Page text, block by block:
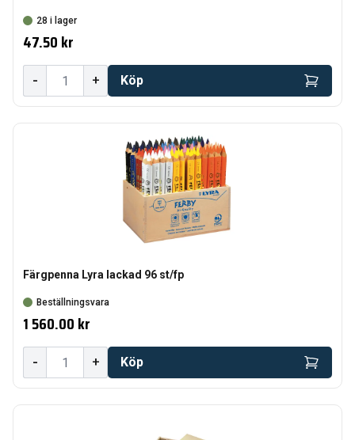
28 i lager
47.50 kr
- + Köp
Färgpenna Lyra lackad 96 st/fp
Beställningsvara
1 560.00 kr
- + Köp